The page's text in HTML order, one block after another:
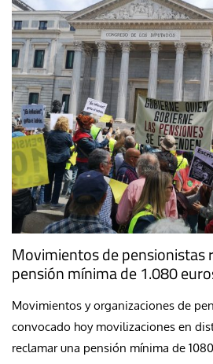
Movimientos de pensionistas
pensión mínima de 1.080
Movimientos y organizaciones de
convocado hoy movilizaciones en
reclamar una pensión mínima de